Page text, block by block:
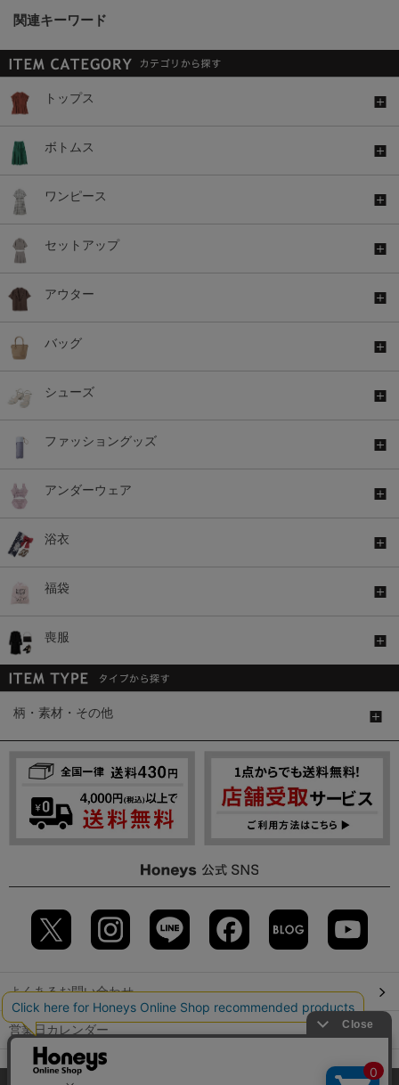
関連キーワード
トップス
ボトムス
ワンピース
セットアップ
アウター
バッグ
シューズ
ファッショングッズ
アンダーウェア
浴衣
福袋
喪服
柄・素材・その他
よくあるお問い合わせ
営業日カレンダー
店舗検索